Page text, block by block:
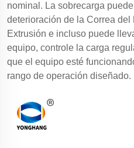
nominal. La sobrecarga
deterioración de la Correa del
Extrusión e incluso puede
equipo, controle la carga
que el equipo esté
rango de operación diseñado.